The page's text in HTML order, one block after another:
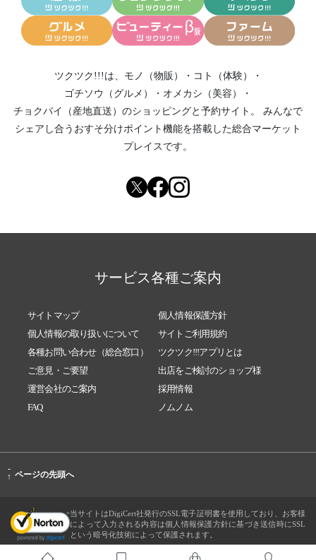
ツクツク!!!は、 モノ（物販） ・ コト（体験）
・
ゴチソウ（グルメ）
・ オメカシ（美容）
・
チョクバイ（産地直送） のショッピングと予約サイト。
みんなで
シェアし合う おすそ分けポイント機能を搭載した総合マーケット
プレイスです。
サービス各種ご案内
サイトマップ
個人情報保護方針
個人情報の取り扱いについて
サイトご利用規約
各種お問い合わせ（総合窓口）
ツクツク!!!アプリとは
ご意見・ご要望
出店をご検討のショップ様
運営会社のご案内
採用情報
FAQ
ノムノム
-
↑ ページの先頭へ
当サイトはDigiCert社発行のSSL電子証明書を使用しており、お客様
によって入力される内容は個人情報保護方針に基づき送信時にSSL
という暗号化技術によって保護されます。